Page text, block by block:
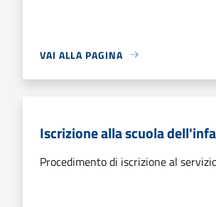
VAI ALLA PAGINA
Iscrizione alla scuola
Procedimento di iscrizione al